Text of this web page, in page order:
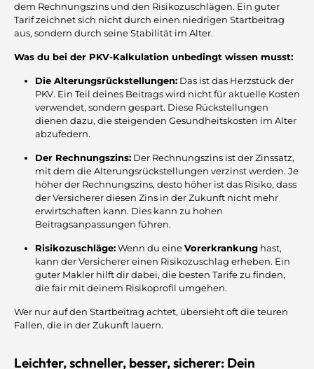
dem Rechnungszins und den Risikozuschlägen. Ein guter
Tarif zeichnet sich nicht durch einen niedrigen Startbeitrag
aus, sondern durch seine Stabilität im Alter.
Was du bei der PKV-Kalkulation unbedingt wissen musst:
Die Alterungsrückstellungen: Das ist das Herzstück der
PKV. Ein Teil deines Beitrags wird nicht für aktuelle Kosten
verwendet, sondern gespart. Diese Rückstellungen
dienen dazu, die steigenden Gesundheitskosten im Alter
abzufedern.
Der Rechnungszins: Der Rechnungszins ist der Zinssatz,
mit dem die Alterungsrückstellungen verzinst werden. Je
höher der Rechnungszins, desto höher ist das Risiko, dass
der Versicherer diesen Zins in der Zukunft nicht mehr
erwirtschaften kann. Dies kann zu hohen
Beitragsanpassungen führen.
Risikozuschläge:Wenn du eineVorerkrankung hast,
kann der Versicherer einen Risikozuschlag erheben. Ein
guter Makler hilft dir dabei, die besten Tarife zu finden,
die fair mit deinem Risikoprofil umgehen.
Wer nur auf den Startbeitrag achtet, übersieht oft die teuren
Fallen, die in der Zukunft lauern.
Leichter, schneller, besser, sicherer: Dein